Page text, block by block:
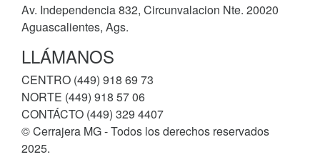
Av. Independencia 832, Circunvalacion Nte. 20020
Aguascalientes, Ags.
LLÁMANOS
CENTRO (449) 918 69 73
NORTE (449) 918 57 06
CONTÁCTO (449) 329 4407
© Cerrajera MG - Todos los derechos reservados
2025.